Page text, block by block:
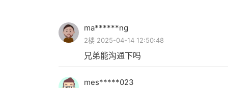
ma******ng
2楼 2025-04-14 12:50:48
兄弟能沟通下吗
mes*****023